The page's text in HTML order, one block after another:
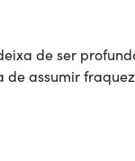
de ser
de assumir